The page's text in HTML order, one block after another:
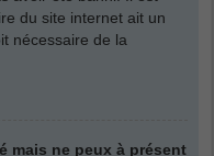
du site internet ait un
nécessaire de la
mais ne peux à présent